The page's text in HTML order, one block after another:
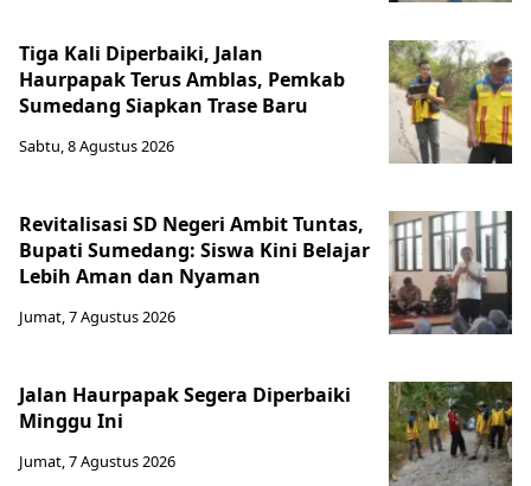
Tiga Kali Diperbaiki, Jalan
Haurpapak Terus Amblas, Pemkab
Sumedang Siapkan Trase Baru
Sabtu, 8 Agustus 2026
Revitalisasi SD Negeri Ambit Tuntas,
Bupati Sumedang: Siswa Kini Belajar
Lebih Aman dan Nyaman
Jumat, 7 Agustus 2026
Jalan Haurpapak Segera Diperbaiki
Minggu Ini
Jumat, 7 Agustus 2026